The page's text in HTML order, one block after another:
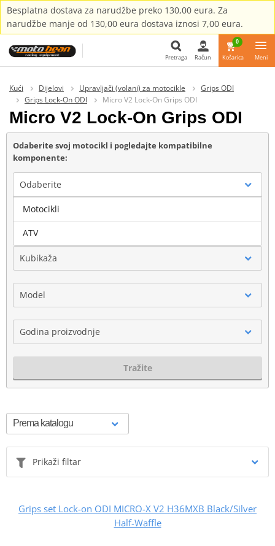
Besplatna dostava za narudžbe preko 130,00 eura. Za
narudžbe manje od 130,00 eura dostava iznosi 7,00 eura.
Pretraga
Pretraga Račun
0
Košarica Meni
Kući Dijelovi Upravljači (volani) za motocikle
Grips ODI
Grips Lock-On ODI
Micro V2 Lock-On Grips ODI
Micro V2 Lock-On Grips ODI
Odaberite svoj motocikl i pogledajte kompatibilne
komponente:
Odaberite
Marka
Kubikaža
Model
Godina proizvodnje
Tražite
Prikaži filtar
Grips set Lock-on ODI MICRO-X V2 H36MXB Black/Silver
Half-Waffle
Motocikli
ATV